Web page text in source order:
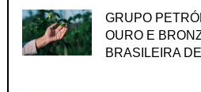
GRUPO
OURO E
BRASILEIRA